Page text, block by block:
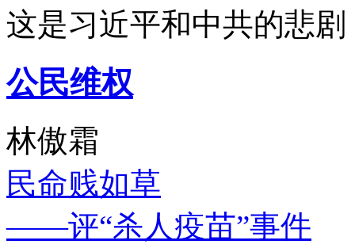
这是习近平和中共的悲
公民维权
林傲霜
民命贱如草
——评“杀人疫苗”事件